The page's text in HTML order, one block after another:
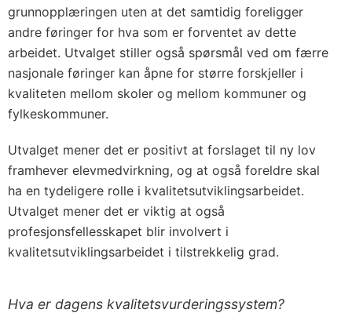
grunnopplæringen uten at det samtidig foreligger
andre føringer for hva som er forventet av dette
arbeidet. Utvalget stiller også spørsmål ved om færre
nasjonale føringer kan åpne for større forskjeller i
kvaliteten mellom skoler og mellom kommuner og
fylkeskommuner.
Utvalget mener det er positivt at forslaget til ny lov
framhever elevmedvirkning, og at også foreldre skal
ha en tydeligere rolle i kvalitetsutviklingsarbeidet.
Utvalget mener det er viktig at også
profesjonsfellesskapet blir involvert i
kvalitetsutviklingsarbeidet i tilstrekkelig grad.
Hva er dagens kvalitetsvurderingssystem?